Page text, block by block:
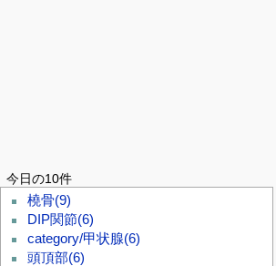
今日の10件
橈骨(9)
DIP関節(6)
category/甲状腺(6)
頭頂部(6)